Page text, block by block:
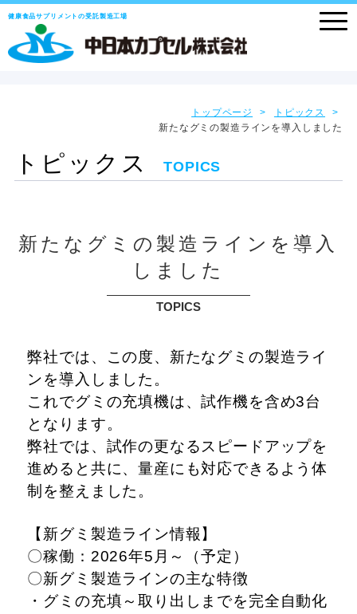
健康食品サプリメントの受託製造工場
トップページ
トピックス
新たなグミの製造ラインを導入しました
トピックス TOPICS
新たなグミの製造ラインを導入
しました
TOPICS
弊社では、この度、新たなグミの製造ライ
ンを導入しました。
これでグミの充填機は、試作機を含め3台
となります。
弊社では、試作の更なるスピードアップを
進めると共に、量産にも対応できるよう体
制を整えました。
【新グミ製造ライン情報】
〇稼働：2026年5月～（予定）
〇新グミ製造ラインの主な特徴
・グミの充填～取り出しまでを完全自動化